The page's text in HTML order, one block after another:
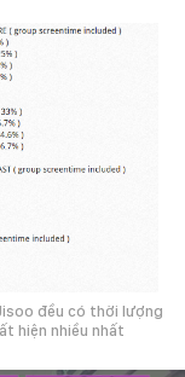
đều có thời lượng
hiện nhiều nhất